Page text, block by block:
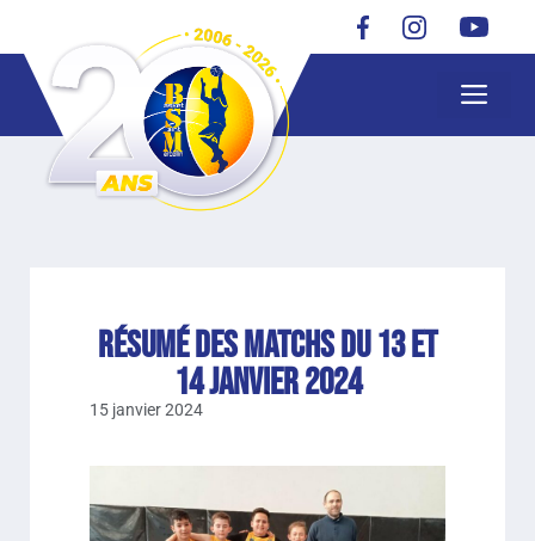
Résumé des matchs du 13 et
14 JANVIER 2024
15 janvier 2024